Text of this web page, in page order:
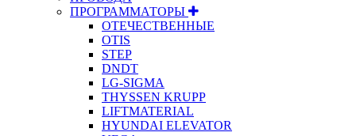
ПРОГРАММАТОРЫ
ОТЕЧЕСТВЕННЫЕ
OTIS
STEP
DNDT
LG-SIGMA
THYSSEN KRUPP
LIFTMATERIAL
HYUNDAI ELEVATOR